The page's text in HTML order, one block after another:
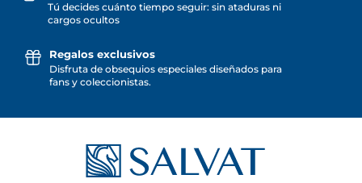
Tú decides cuánto tiempo seguir: sin ataduras ni
cargos ocultos
Regalos exclusivos
Disfruta de obsequios especiales diseñados para
fans y coleccionistas.